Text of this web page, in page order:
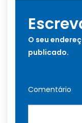
O seu
publicado.
Comentário